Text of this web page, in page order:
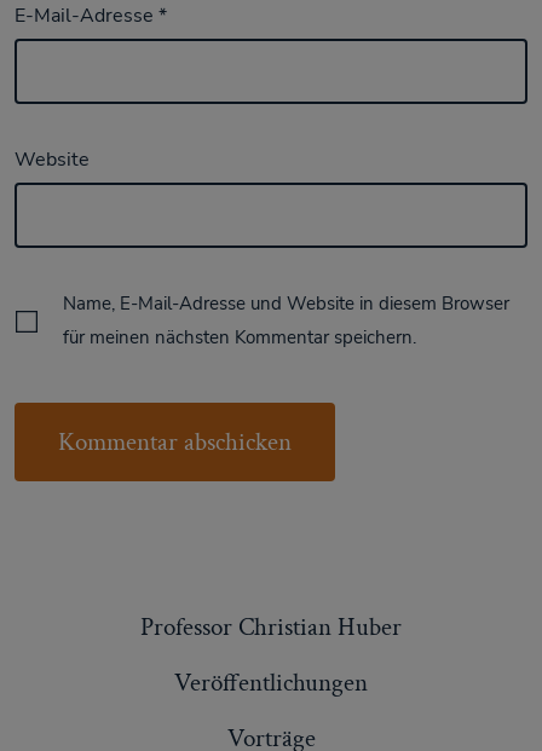
E-Mail-Adresse*
Website
Name, E-Mail-Adresse und Website in diesem Browser
für meinen nächsten Kommentar speichern.
Professor Christian Huber
Veröffentlichungen
Vorträge